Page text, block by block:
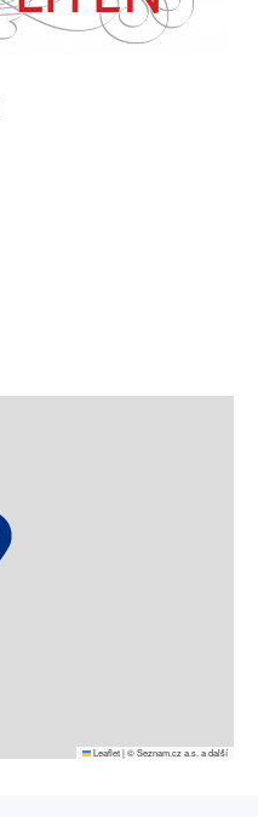
Leaflet|© Seznam.cz a.s. a další